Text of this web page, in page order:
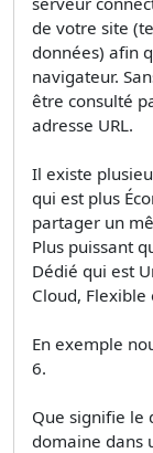
de votre site
données) afin
navigateur.
être consulté
adresse URL.
Il existe
qui est plus
partager un
Plus puissant
Dédié qui est
Cloud,
En exemple
6.
Que signifie le
domaine dans